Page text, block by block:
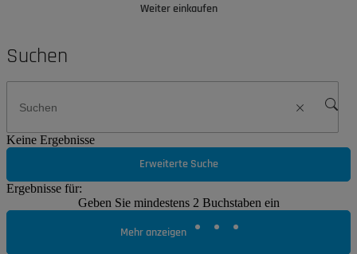
Weiter einkaufen
Suchen
Keine Ergebnisse
Erweiterte Suche
Ergebnisse für:
Geben Sie mindestens 2 Buchstaben ein
Mehr anzeigen